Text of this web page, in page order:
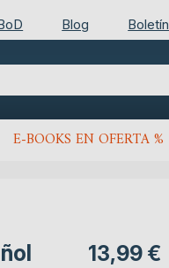
Blog Boletín
E-BOOKS EN OFERTA %
13,99 €